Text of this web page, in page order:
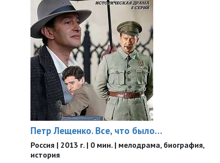
Петр Лещенко. Все, что было…
Россия | 2013 г. | 0 мин. | мелодрама, биография,
история